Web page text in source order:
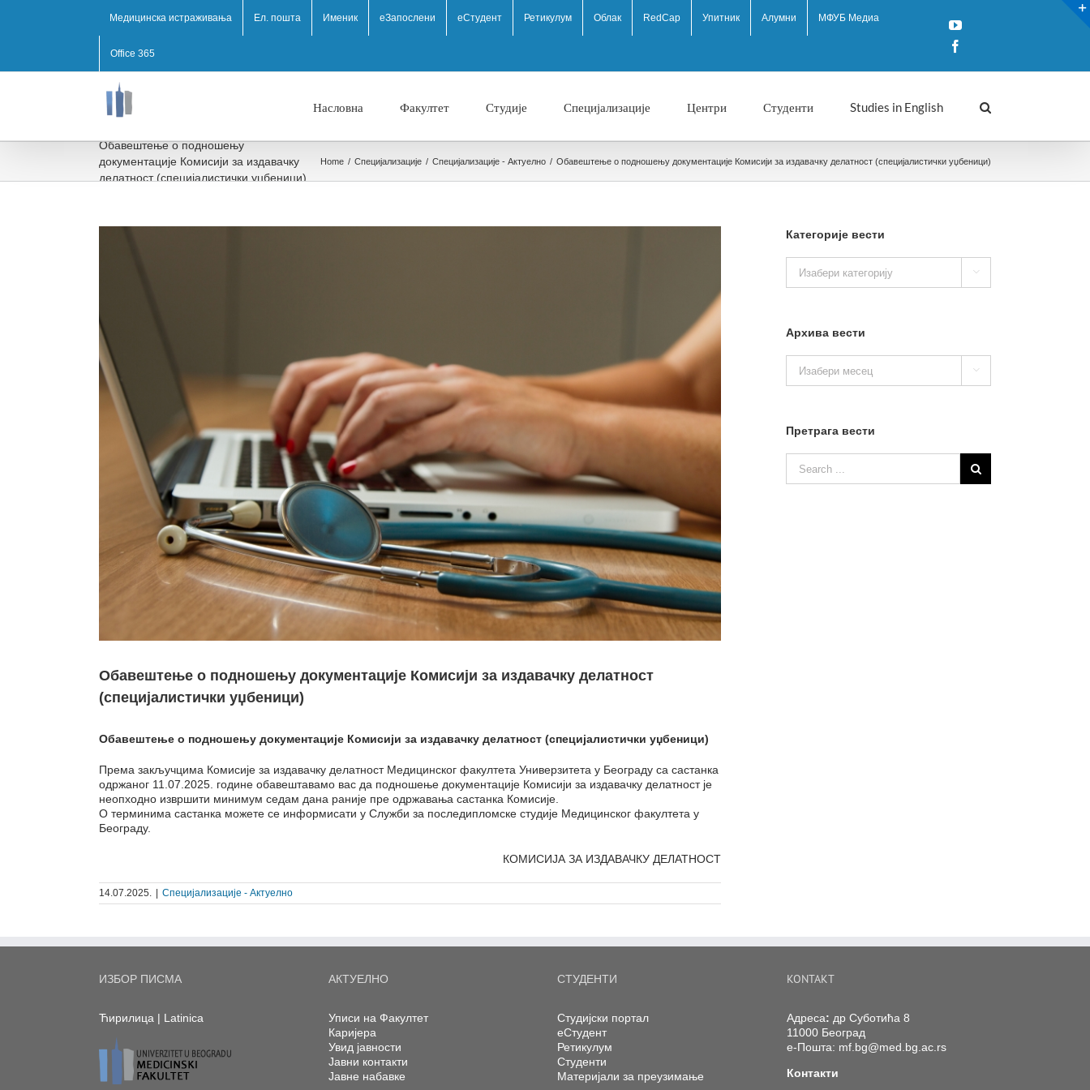
Медицинска истраживања Ел. пошта Именик eЗапослени еСтудент Ретикулум Облак RedCap Упитник Алумни МФУБ Медиа
Office 365
YouTube
Насловна Факултет Студије Специјализације Центри Студенти Studies in English
Обавештење о подношењу
документације Комисији за издавачку
делатност (специјалистички уџбеници)
Home / Специјализације / Специјализације - Актуелно / Обавештење о подношењу документације Комисији за издавачку делатност (специјалистички уџбеници)
Обавештење о подношењу документације Комисији за издавачку делатност
(специјалистички уџбеници)
Обавештење о подношењу документације Комисији за издавачку делатност (специјалистички уџбеници)
Према закључцима Комисије за издавачку делатност Медицинског факултета Универзитета у Београду са састанка
одржаног 11.07.2025. године обавештавамо вас да подношење документације Комисији за издавачку делатност је
неопходно извршити минимум седам дана раније пре одржавања састанка Комисије.
О терминима састанка можете се информисати у Служби за последипломске студије Медицинског факултета у
Београду.
КОМИСИЈА ЗА ИЗДАВАЧКУ ДЕЛАТНОСТ
14.07.2025. Специјализације - Актуелно
Категорије вести
вести

Архива вести
вести

Претрага вести
ИЗБОР ПИСМА
Ћирилица | Latinica
АКТУЕЛНО
Уписи на Факултет
Каријера
Увид јавности
Јавни контакти
Јавне набавке
СТУДЕНТИ
Студијски портал
еСтудент
Ретикулум
Студенти
Материјали за преузимање
KONTAKT
Адреса: др Суботића 8
11000 Београд
е-Пошта: mf.bg@med.bg.ac.rs
Контакти